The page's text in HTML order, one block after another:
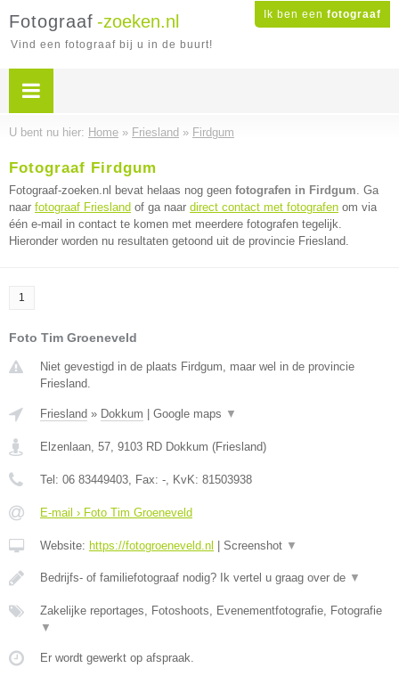
Ik ben een fotograaf
Fotograaf -zoeken.nl
Vind een fotograaf bij u in de buurt!
U bent nu hier: Home » Friesland » Firdgum
Fotograaf Firdgum
Fotograaf-zoeken.nl bevat helaas nog geen fotografen in Firdgum. Ga
naar fotograaf Friesland of ga naar direct contact met fotografen om via
één e-mail in contact te komen met meerdere fotografen tegelijk.
Hieronder worden nu resultaten getoond uit de provincie Friesland.
1
Foto Tim Groeneveld
Niet gevestigd in de plaats Firdgum, maar wel in de provincie
Friesland.
Friesland » Dokkum Google maps ▼
Elzenlaan, 57, 9103 RD Dokkum (Friesland)
Tel: 06 83449403, Fax: -, KvK: 81503938
E-mail › Foto Tim Groeneveld
Website: https://fotogroeneveld.nl Screenshot ▼
Bedrijfs- of familiefotograaf nodig? Ik vertel u graag over de ▼
Zakelijke reportages, Fotoshoots, Evenementfotografie, Fotografie
▼
Er wordt gewerkt op afspraak.